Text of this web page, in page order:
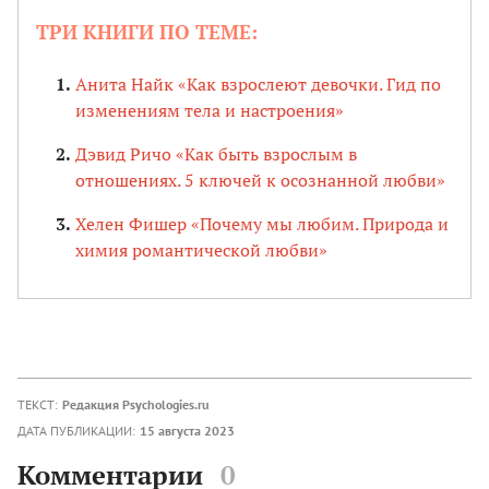
ТРИ КНИГИ ПО ТЕМЕ:
Анита Найк«Как взрослеют девочки. Гид по
изменениям тела и настроения»
Дэвид Ричо «Как быть взрослым в
отношениях. 5 ключей к осознанной любви»
Хелен Фишер «Почему мы любим. Природа и
химия романтической любви»
ТЕКСТ: Редакция Psychologies.ru
ДАТА ПУБЛИКАЦИИ: 15 августа 2023
Комментарии 0